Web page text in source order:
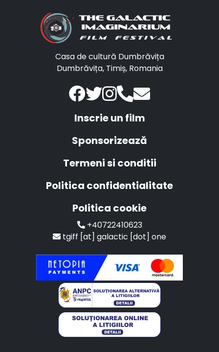
Casa de cultură Dumbrăvița
Dumbrăvița, Timiș, Romania
Inscrie un film
Sponsorizează
Termeni si conditii
Politica confidentialitate
Politica cookie
+40722410623
tgiff [at] galactic [dot] one